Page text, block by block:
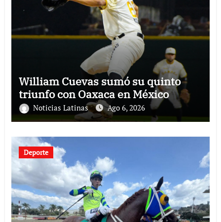
William Cuevas sumó su quinto
triunfo con Oaxaca en México
Noticias Latinas Ago 6, 2026
Deporte